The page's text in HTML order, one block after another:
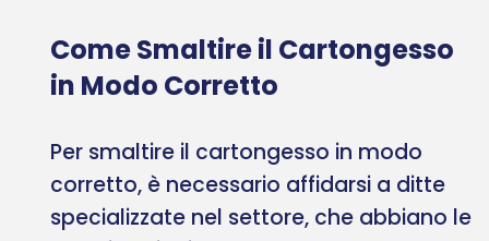
Come Smaltire il Cartongesso
in Modo Corretto
Per smaltire il cartongesso in modo
corretto, è necessario affidarsi a ditte
specializzate nel settore, che abbiano le